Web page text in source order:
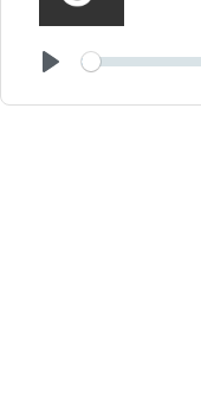
Play